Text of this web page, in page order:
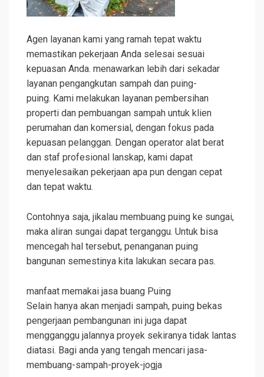
Agen layanan kami yang ramah tepat waktu
memastikan pekerjaan Anda selesai sesuai
kepuasan Anda. menawarkan lebih dari sekadar
layanan pengangkutan sampah dan puing-
puing. Kami melakukan layanan pembersihan
properti dan pembuangan sampah untuk klien
perumahan dan komersial, dengan fokus pada
kepuasan pelanggan. Dengan operator alat berat
dan staf profesional lanskap, kami dapat
menyelesaikan pekerjaan apa pun dengan cepat
dan tepat waktu.
Contohnya saja, jikalau membuang puing ke sungai,
maka aliran sungai dapat terganggu. Untuk bisa
mencegah hal tersebut, penanganan puing
bangunan semestinya kita lakukan secara pas.
manfaat memakai jasa buang Puing
Selain hanya akan menjadi sampah, puing bekas
pengerjaan pembangunan ini juga dapat
mengganggu jalannya proyek sekiranya tidak lantas
diatasi. Bagi anda yang tengah mencari jasa-
membuang-sampah-proyek-jogja